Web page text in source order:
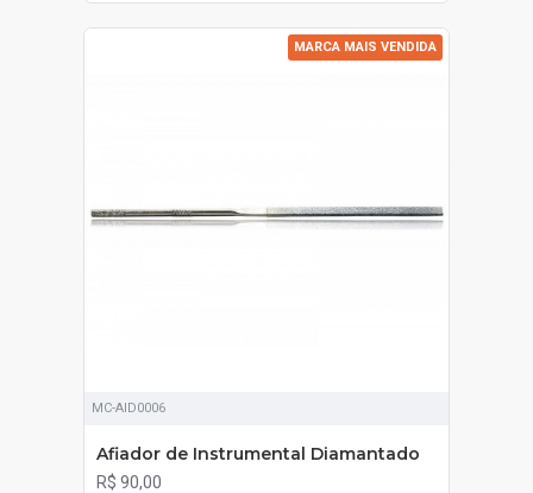
MARCA MAIS VENDIDA
MC-AID0006
Afiador de Instrumental Diamantado
R$ 90,00